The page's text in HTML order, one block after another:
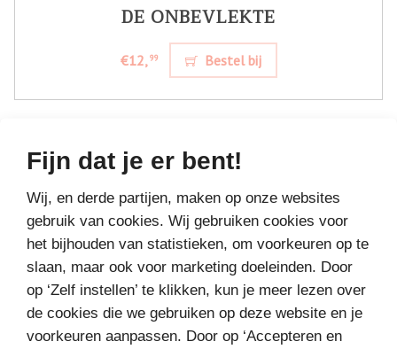
Fijn dat je er bent!
Wij, en derde partijen, maken op onze websites
gebruik van cookies. Wij gebruiken cookies voor
het bijhouden van statistieken, om voorkeuren op te
slaan, maar ook voor marketing doeleinden. Door
op ‘Zelf instellen’ te klikken, kun je meer lezen over
de cookies die we gebruiken op deze website en je
voorkeuren aanpassen. Door op ‘Accepteren en
DE ONBEVLEKTE
€12,99 Bestel bij